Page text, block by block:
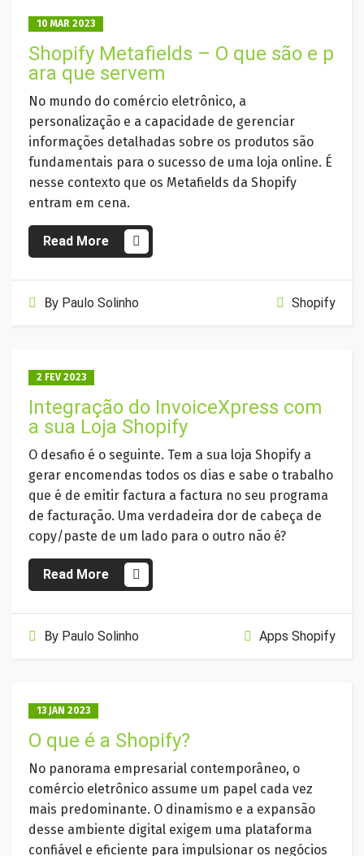
10 MAR 2023
Shopify Metafields – O que são e p
ara que servem
No mundo do comércio eletrônico, a
personalização e a capacidade de gerenciar
informações detalhadas sobre os produtos são
fundamentais para o sucesso de uma loja online. É
nesse contexto que os Metafields da Shopify
entram em cena.
Read More
By Paulo Solinho Shopify
2 FEV 2023
Integração do InvoiceXpress com
a sua Loja Shopify
O desafio é o seguinte. Tem a sua loja Shopify a
gerar encomendas todos os dias e sabe o trabalho
que é de emitir factura a factura no seu programa
de facturação. Uma verdadeira dor de cabeça de
copy/paste de um lado para o outro não é?
Read More
By Paulo Solinho Apps Shopify
13 JAN 2023
O que é a Shopify?
No panorama empresarial contemporâneo, o
comércio eletrônico assume um papel cada vez
mais predominante. O dinamismo e a expansão
desse ambiente digital exigem uma plataforma
confiável e eficiente para impulsionar os negócios